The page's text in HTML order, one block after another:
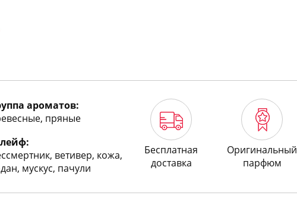
ароматов:
пряные
ветивер, кожа,
мускус, пачули
Бесплатная
доставка
Оригинальный
парфюм